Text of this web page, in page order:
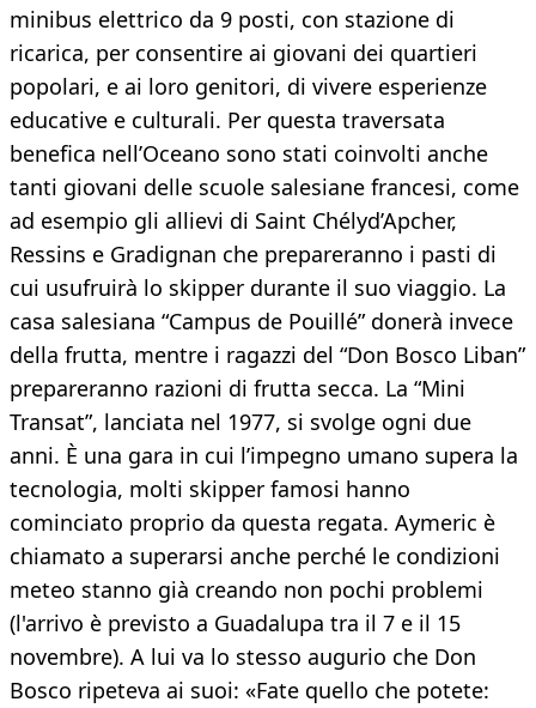
minibus elettrico da 9 posti, con stazione di
ricarica, per consentire ai giovani dei quartieri
popolari, e ai loro genitori, di vivere esperienze
educative e culturali. Per questa traversata
benefica nell’Oceano sono stati coinvolti anche
tanti giovani delle scuole salesiane francesi, come
ad esempio gli allievi di Saint Chélyd’Apcher,
Ressins e Gradignan che prepareranno i pasti di
cui usufruirà lo skipper durante il suo viaggio. La
casa salesiana “Campus de Pouillé” donerà invece
della frutta, mentre i ragazzi del “Don Bosco Liban”
prepareranno razioni di frutta secca. La “Mini
Transat”, lanciata nel 1977, si svolge ogni due
anni. È una gara in cui l’impegno umano supera la
tecnologia, molti skipper famosi hanno
cominciato proprio da questa regata. Aymeric è
chiamato a superarsi anche perché le condizioni
meteo stanno già creando non pochi problemi
(l'arrivo è previsto a Guadalupa tra il 7 e il 15
novembre). A lui va lo stesso augurio che Don
Bosco ripeteva ai suoi: «Fate quello che potete: